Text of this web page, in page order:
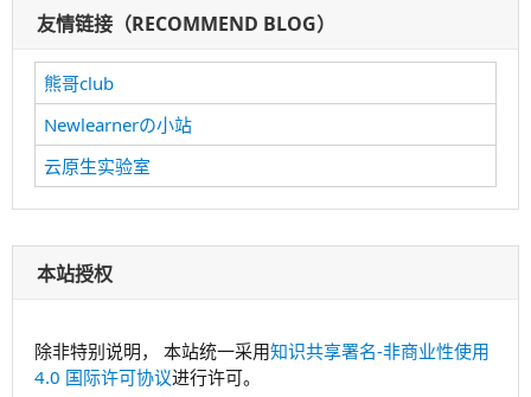
友情链接（RECOMMEND BLOG）
熊哥club
Newlearnerの小站
云原生实验室
本站授权
除非特别说明， 本站统一采用知识共享署名-非商业性使用
4.0 国际许可协议进行许可。